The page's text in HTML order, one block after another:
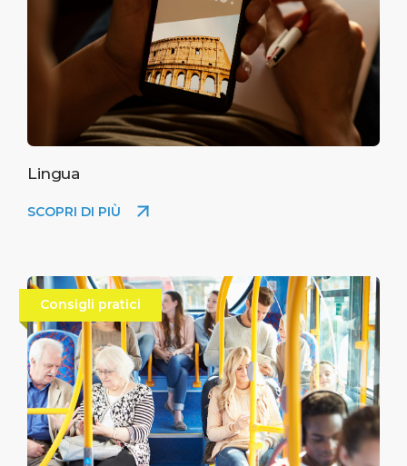
Lingua
SCOPRI DI PIÙ
Consigli pratici